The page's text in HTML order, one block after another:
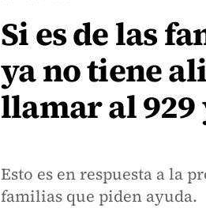
Si es de las
ya no tiene
llamar al
Esto es en respuesta a la
familias que piden ayuda.